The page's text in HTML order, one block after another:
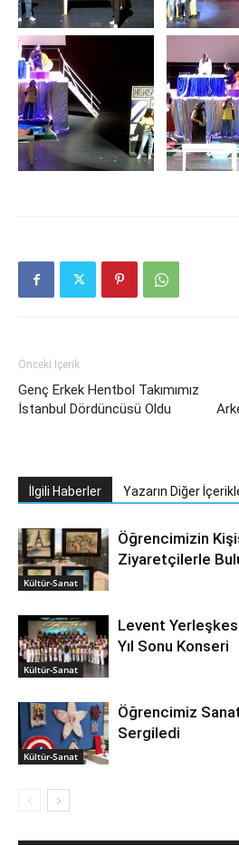
Önceki İçerik
Genç Erkek Hentbol Takımımız
İstanbul Dördüncüsü Oldu
İlgili Haberler Yazarın Diğer
Kültür-Sanat
Öğrencimizin
Ziyaretçilerle
Kültür-Sanat
Levent
Yıl Sonu Konseri
Kültür-Sanat
Öğrencimiz Sanat
Sergiledi